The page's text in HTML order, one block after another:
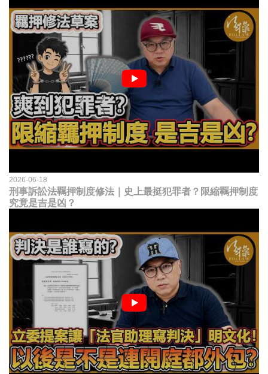
2026-06-18
刑事訴訟法羈押制度修法｜史上最挺犯罪者？限縮羈押制度
究竟是吉是凶？